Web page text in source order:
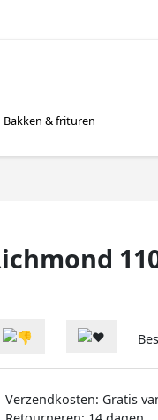
Bakken & frituren
Verzendkosten: Gratis